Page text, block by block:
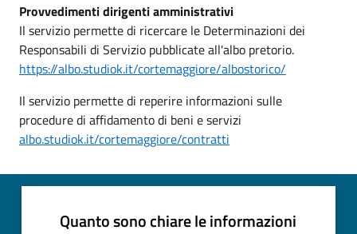
Provvedimenti dirigenti amministrativi
Il servizio permette di ricercare le Determinazioni dei
Responsabili di Servizio pubblicate all'albo pretorio.
https://albo.studiok.it/cortemaggiore/albostorico/
Il servizio permette di reperire informazioni sulle
procedure di affidamento di beni e servizi
albo.studiok.it/cortemaggiore/contratti
Quanto sono chiare le informazioni